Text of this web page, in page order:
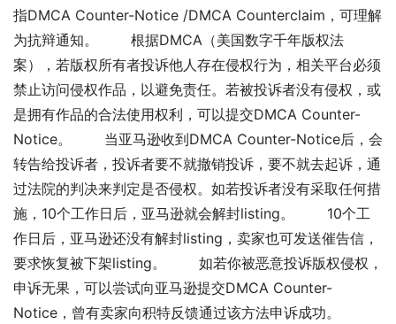
指DMCA Counter-Notice /DMCA Counterclaim，可理解
为抗辩通知。 根据DMCA（美国数字千年版权法
案），若版权所有者投诉他人存在侵权行为，相关平台必须
禁止访问侵权作品，以避免责任。若被投诉者没有侵权，或
是拥有作品的合法使用权利，可以提交DMCA Counter-
Notice。 当亚马逊收到DMCA Counter-Notice后，会
转告给投诉者，投诉者要不就撤销投诉，要不就去起诉，通
过法院的判决来判定是否侵权。如若投诉者没有采取任何措
施，10个工作日后，亚马逊就会解封listing。 10个工
作日后，亚马逊还没有解封listing，卖家也可发送催告信，
要求恢复被下架listing。 如若你被恶意投诉版权侵权，
申诉无果，可以尝试向亚马逊提交DMCA Counter-
Notice，曾有卖家向积特反馈通过该方法申诉成功。